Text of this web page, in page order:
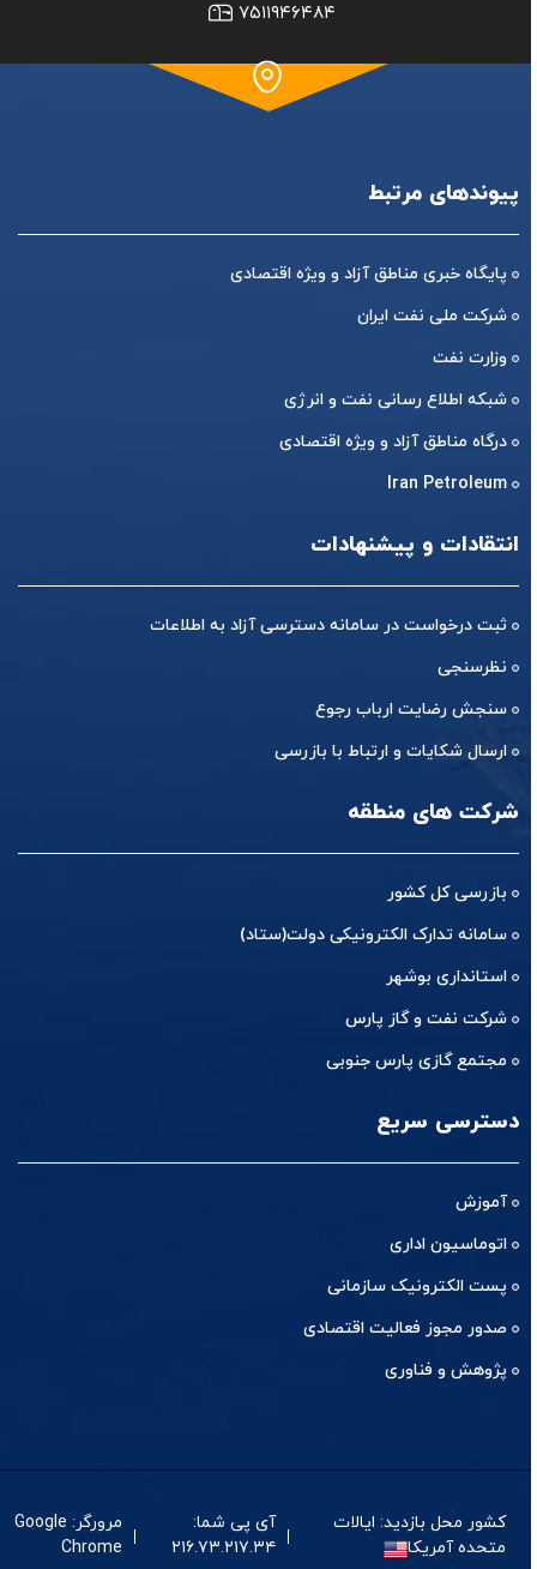
۷۵۱۱۹۴۶۴۸۴
پیوندهای مرتبط
پایگاه خبری مناطق آزاد و ویژه اقتصادی
شرکت ملی نفت ایران
وزارت نفت
شبکه اطلاع رسانی نفت و انرژی
درگاه مناطق آزاد و ویژه اقتصادی
Iran Petroleum
انتقادات و پیشنهادات
ثبت درخواست در سامانه دسترسی آزاد به اطلاعات
نظرسنجی
سنجش رضایت ارباب رجوع
ارسال شکایات و ارتباط با بازرسی
شرکت های منطقه
بازرسی کل کشور
سامانه تدارک الکترونیکی دولت(ستاد)
استانداری بوشهر
شرکت نفت و گاز پارس
مجتمع گازی پارس جنوبی
دسترسی سریع
آموزش
اتوماسیون اداری
پست الکترونیک سازمانی
صدور مجوز فعالیت اقتصادی
پژوهش و فناوری
کشور محل بازدید: ایالات
متحده آمریکا
آی پی شما:
۲۱۶.۷۳.۲۱۷.۳۴
مرورگر: Google
Chrome